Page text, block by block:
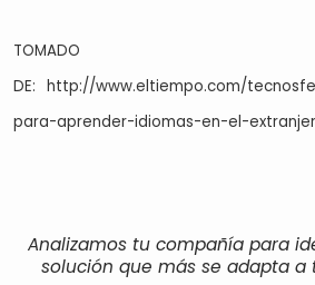
TOMADO
DE: http://www.eltiempo.com/
para-aprender-idiomas-en-el-
Analizamos tu compañía para
solución que más se adapta a